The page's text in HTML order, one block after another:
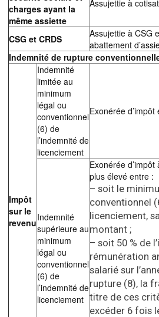
charges ayant la
même assiette
Assujettie à
CSG et CRDS
Assujettie à CSG
abattement
Indemnité de rupture
Impôt
sur le
revenu
Indemnité
limitée au
minimum
légal ou
conventionnel
(6) de
l’indemnité de
licenciement
Exonérée d’impôt
Indemnité
supérieure au
minimum
légal ou
conventionnel
(6) de
l’indemnité de
licenciement
Exonérée
plus élevé entre :
– soit le
conventionnel
licenciement,
montant ;
– soit 50 % de
rémunération
salarié sur
rupture (8), la
titre de ces
excéder 6 fois